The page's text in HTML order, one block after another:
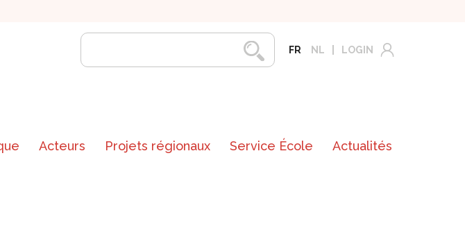
FR NL LOGIN
Acteurs Projets régionaux Service École Actualités